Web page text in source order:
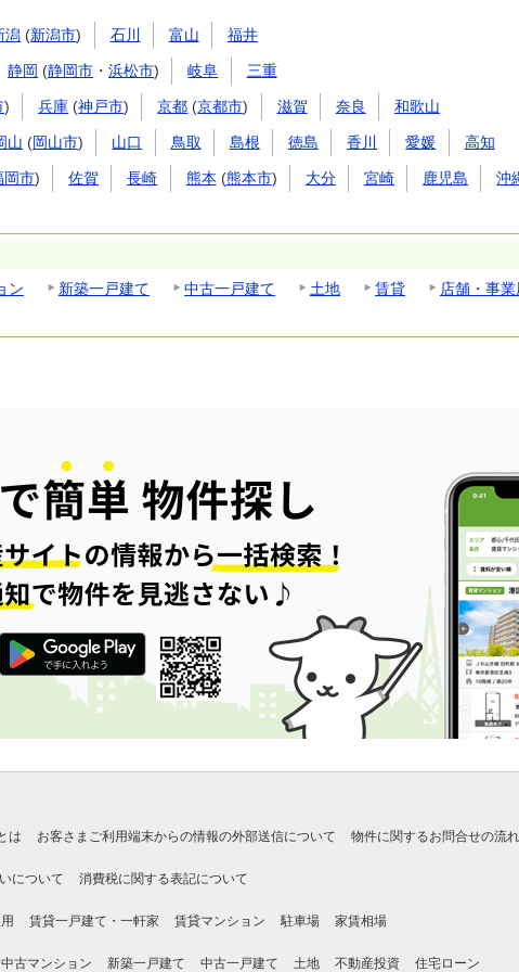
潟 (新潟市) 石川 富山 福井
静岡 (静岡市 ・浜松市) 岐阜 三重
) 兵庫 (神戸市) 京都 (京都市) 滋賀 奈良 和歌山
山 (岡山市) 山口 鳥取 島根 徳島 香川 愛媛 高知
岡市) 佐賀 長崎 熊本 (熊本市) 大分 宮崎 鹿児島 沖
ン 新築一戸建て 中古一戸建て 土地 賃貸
店舗・事業
は お客さまご利用端末からの情報の外部送信について 物件に関するお問合せの流れ
について 消費税に関する表記について
賃貸一戸建て・一軒家 賃貸マンション 駐車場 家賃相場
中古マンション 新築一戸建て 中古一戸建て 土地 不動産投資 住宅ローン